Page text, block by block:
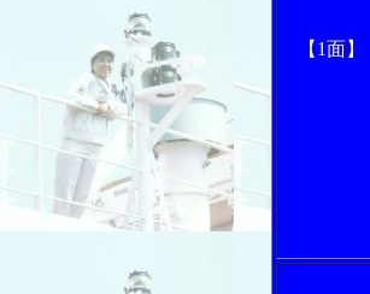
【1面】